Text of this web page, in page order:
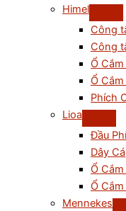
Himel
Công
Công
Ổ
Ổ
Phích
Lioa
Đầu
Dây
Ổ Cắm
Ổ Cắm
Mennekes